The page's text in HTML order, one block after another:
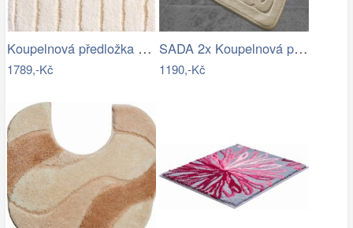
Koupelnová předložka VOGUE
1789,-Kč
SADA 2x Koupelnová předložka BAMBI 60…
1190,-Kč